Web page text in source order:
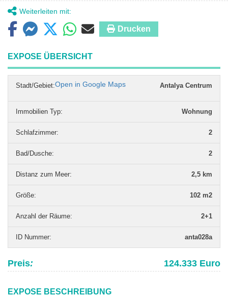
Weiterleiten mit:
Drucken
EXPOSE ÜBERSICHT
Stadt/Gebiet: Antalya Centrum
Open in Google Maps
Immobilien Typ: Wohnung
Schlafzimmer: 2
Bad/Dusche: 2
Distanz zum Meer: 2,5 km
Grö­ße: 102 m2
Anzahl der Räume: 2+1
ID Nummer: anta028a
Preis: 124.333 Euro
EXPOSE BESCHREIBUNG